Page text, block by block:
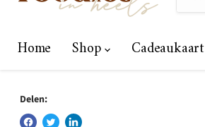
Home Shop Cadeaukaart
Delen: